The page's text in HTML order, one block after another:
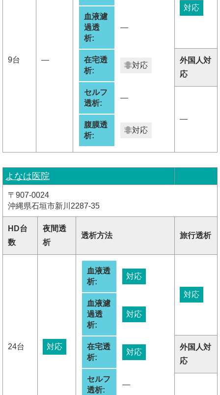
9台 ―
血液濾
過透
析:
―
在宅透
析:
非対応
セルフ
透析:
―
腹膜透
析:
非対応
対応
外国人対
応
―
よなは医院
〒907-0024
沖縄県石垣市新川2287-35
HD台
数
夜間透
析
透析方法 旅行透析
24台 対応
血液透
析:
対応
血液濾
過透
析:
対応
在宅透
析:
対応
セルフ
透析:
―
対応
外国人対
応